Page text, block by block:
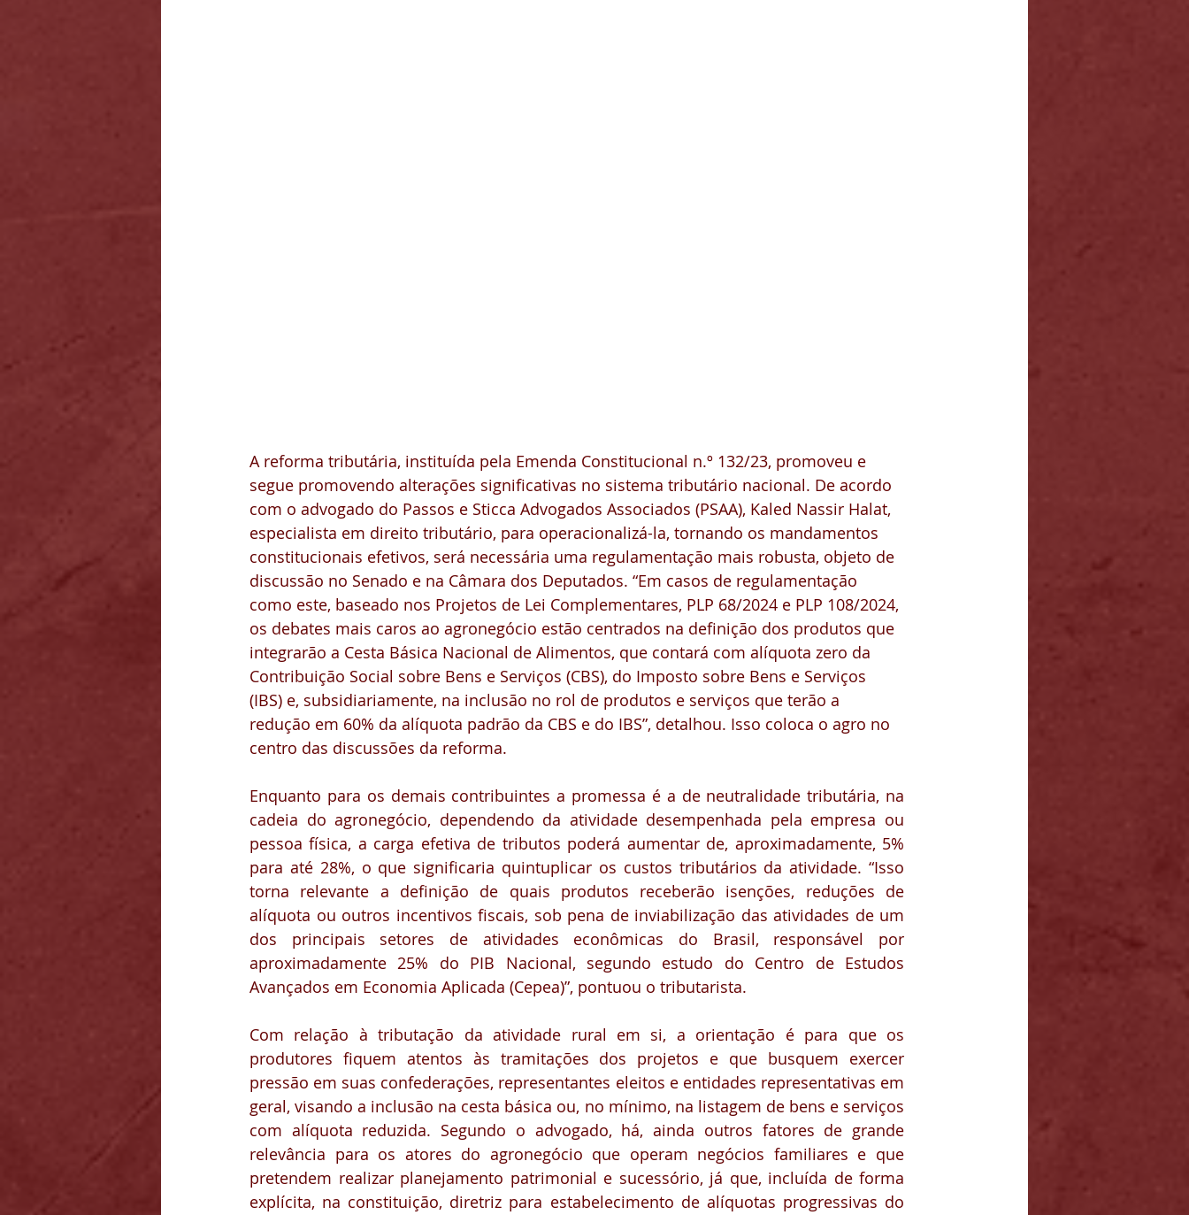
A reforma tributária, instituída pela Emenda Constitucional n.º 132/23, promoveu e
segue promovendo alterações significativas no sistema tributário nacional. De acordo
com o advogado do Passos e Sticca Advogados Associados (PSAA), Kaled Nassir Halat,
especialista em direito tributário, para operacionalizá-la, tornando os mandamentos
constitucionais efetivos, será necessária uma regulamentação mais robusta, objeto de
discussão no Senado e na Câmara dos Deputados. “Em casos de regulamentação
como este, baseado nos Projetos de Lei Complementares, PLP 68/2024 e PLP 108/2024,
os debates mais caros ao agronegócio estão centrados na definição dos produtos que
integrarão a Cesta Básica Nacional de Alimentos, que contará com alíquota zero da
Contribuição Social sobre Bens e Serviços (CBS), do Imposto sobre Bens e Serviços
(IBS) e, subsidiariamente, na inclusão no rol de produtos e serviços que terão a
redução em 60% da alíquota padrão da CBS e do IBS”, detalhou. Isso coloca o agro no
centro das discussões da reforma.
Enquanto para os demais contribuintes a promessa é a de neutralidade tributária, na
cadeia do agronegócio, dependendo da atividade desempenhada pela empresa ou
pessoa física, a carga efetiva de tributos poderá aumentar de, aproximadamente, 5%
para até 28%, o que significaria quintuplicar os custos tributários da atividade. “Isso
torna relevante a definição de quais produtos receberão isenções, reduções de
alíquota ou outros incentivos fiscais, sob pena de inviabilização das atividades de um
dos principais setores de atividades econômicas do Brasil, responsável por
aproximadamente 25% do PIB Nacional, segundo estudo do Centro de Estudos
Avançados em Economia Aplicada (Cepea)”, pontuou o tributarista.
Com relação à tributação da atividade rural em si, a orientação é para que os
produtores fiquem atentos às tramitações dos projetos e que busquem exercer
pressão em suas confederações, representantes eleitos e entidades representativas em
geral, visando a inclusão na cesta básica ou, no mínimo, na listagem de bens e serviços
com alíquota reduzida. Segundo o advogado, há, ainda outros fatores de grande
relevância para os atores do agronegócio que operam negócios familiares e que
pretendem realizar planejamento patrimonial e sucessório, já que, incluída de forma
explícita, na constituição, diretriz para estabelecimento de alíquotas progressivas do